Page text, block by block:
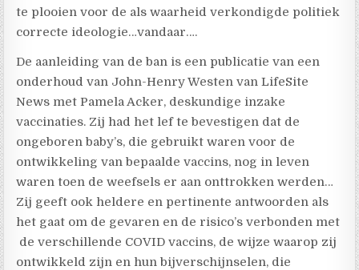
te plooien voor de als waarheid verkondigde politiek
correcte ideologie…vandaar….
De aanleiding van de ban is een publicatie van een
onderhoud van John-Henry Westen van LifeSite
News met Pamela Acker, deskundige inzake
vaccinaties. Zij had het lef te bevestigen dat de
ongeboren baby’s, die gebruikt waren voor de
ontwikkeling van bepaalde vaccins, nog in leven
waren toen de weefsels er aan onttrokken werden…
Zij geeft ook heldere en pertinente antwoorden als
het gaat om de gevaren en de risico’s verbonden met
de verschillende COVID vaccins, de wijze waarop zij
ontwikkeld zijn en hun bijverschijnselen, die